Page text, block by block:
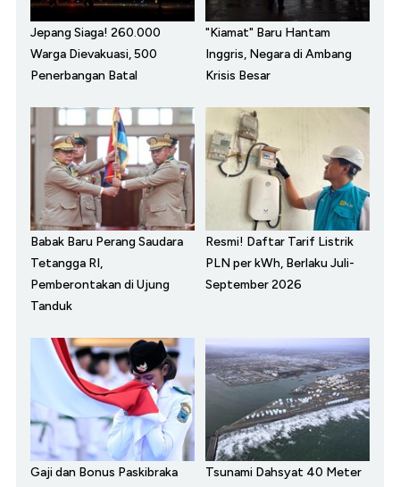
Jepang Siaga! 260.000
Warga Dievakuasi, 500
Penerbangan Batal
"Kiamat" Baru Hantam
Inggris, Negara di Ambang
Krisis Besar
Babak Baru Perang Saudara
Tetangga RI,
Pemberontakan di Ujung
Tanduk
Resmi! Daftar Tarif Listrik
PLN per kWh, Berlaku Juli-
September 2026
Gaji dan Bonus Paskibraka
Tsunami Dahsyat 40 Meter